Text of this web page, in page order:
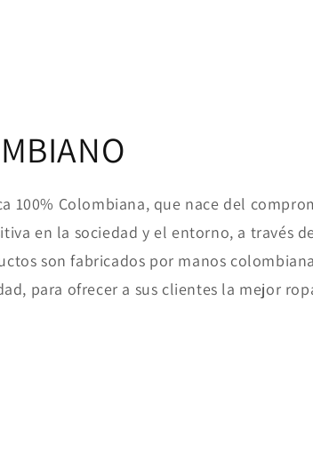
100% Colombiana, que nace del
en la sociedad y el entorno, a través
son fabricados por manos
para ofrecer a sus clientes la mejor